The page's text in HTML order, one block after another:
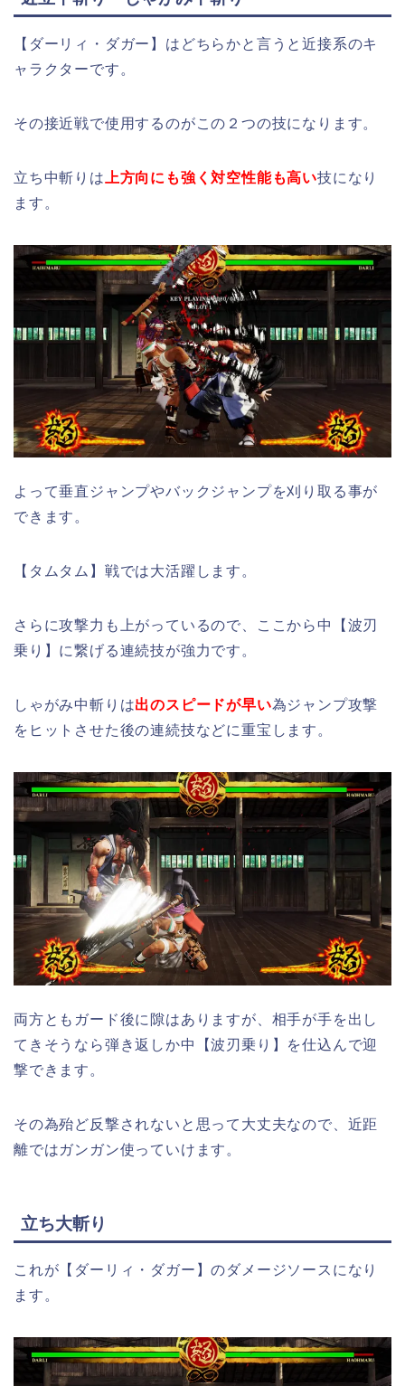
【ダーリィ・ダガー】はどちらかと言うと近接系のキ
ャラクターです。
その接近戦で使用するのがこの２つの技になります。
立ち中斬りは 上方向にも強く対空性能も高い技になり
ます。
よって垂直ジャンプやバックジャンプを刈り取る事が
できます。
【タムタム】戦では大活躍します。
さらに攻撃力も上がっているので、ここから中【波刃
乗り】に繋げる連続技が強力です。
しゃがみ中斬りは出のスピードが早い為ジャンプ攻撃
をヒットさせた後の連続技などに重宝します。
両方ともガード後に隙はありますが、相手が手を出し
てきそうなら弾き返しか中【波刃乗り】を仕込んで迎
撃できます。
その為殆ど反撃されないと思って大丈夫なので、近距
離ではガンガン使っていけます。
立ち大斬り
これが【ダーリィ・ダガー】のダメージソースになり
ます。